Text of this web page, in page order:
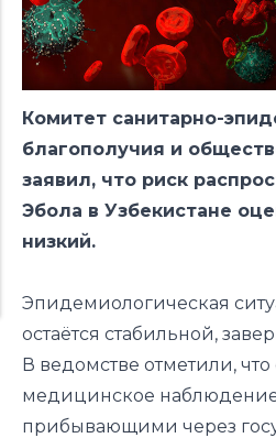
Комитет санитарно-
благополучия и
заявил, что риск
Эбола в Узбекистане
низкий.
Эпидемиологическая
остаётся стабильной,
В ведомстве отметили,
медицинское
прибывающими через